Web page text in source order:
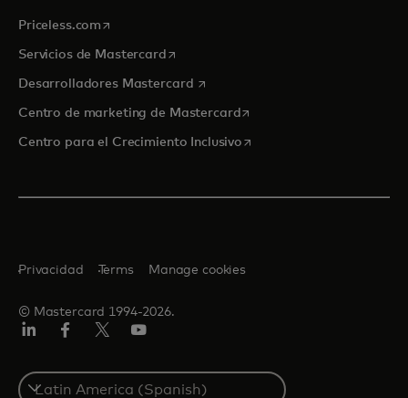
Priceless.com se abre en una pestaña nueva
Servicios de Mastercardse abre en una pestaña nueva
Desarrolladores Mastercard se abre en una pestaña nueva
Centro de marketing de Mastercardse abre en una pestaña
Centro para el Crecimiento Inclusivose abre en una pestaña
© Mastercard 1994-2026.
Privacidad Terms Manage cookies
Select
a